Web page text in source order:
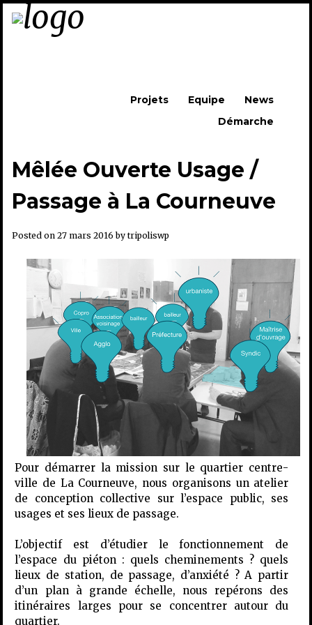
Menu
Skip to content News
Equipe
Projets
Démarche
Mêlée Ouverte Usage /
Passage à La Courneuve
Posted on27 mars 2016 bytripoliswp
Pour démarrer la mission sur le quartier centre-
ville de La Courneuve, nous organisons un atelier
de conception collective sur l’espace public, ses
usages et ses lieux de passage.
L’objectif est d’étudier le fonctionnement de
l’espace du piéton : quels cheminements ? quels
lieux de station, de passage, d’anxiété ? A partir
d’un plan à grande échelle, nous repérons des
itinéraires larges pour se concentrer autour du
quartier.